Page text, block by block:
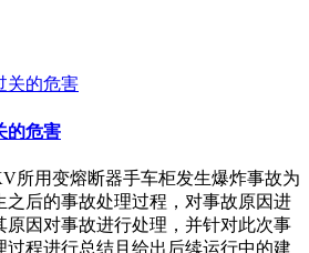
的危害
所用变熔断器手车柜发生爆炸事故为
之后的事故处理过程，对事故原因进
原因对事故进行处理，并针对此次事
过程进行总结且给出后续运行中的建